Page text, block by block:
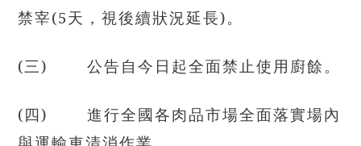
禁宰(5天，視後續狀況延長)。
(三) 公告自今日起全面禁止使用廚餘。
(四) 進行全國各肉品市場全面落實場內